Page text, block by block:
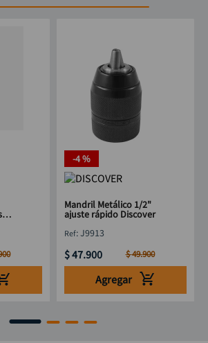
-4 %
Mandril Metálico 1/2"
ajuste rápido Discover
:J9913
$47.900 $49.900
Agregar